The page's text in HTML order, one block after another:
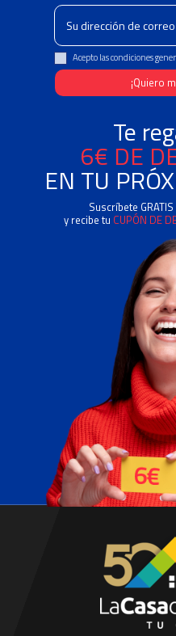
Acepto las condiciones
Te
6€ DE
EN TU
Suscríbete
y recibe tu CUPÓN DE